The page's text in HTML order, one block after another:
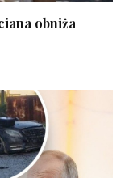
obniża